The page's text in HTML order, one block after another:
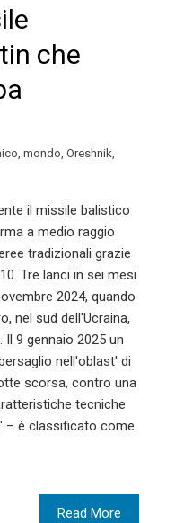
che
, mondo, Oreshnik,
il missile balistico
a medio raggio
tradizionali grazie
Tre lanci in sei mesi
2024, quando
nel sud dell'Ucraina,
9 gennaio 2025 un
nell'oblast' di
scorsa, contro una
tecniche
– è classificato come
Read More